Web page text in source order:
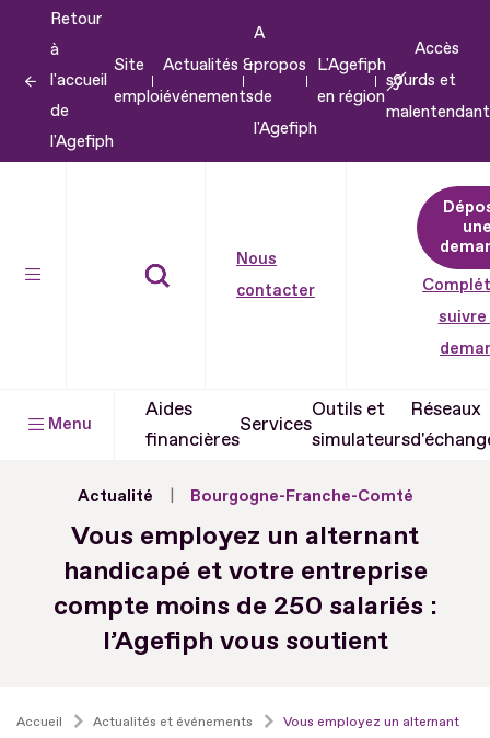
contenu
Retour
à
l'accueil
de
l'Agefiph
Site
emploi
Actualités &
événements
A
propos
de
l'Agefiph
L'Agefiph
en région
Accès
sourds et
Nous
contacter
suivre
Menu
Aides
financières
Services
Outils et
simulateurs
Réseaux
Actualité Bourgogne-Franche-Comté
Vous employez un alternant
handicapé et votre entreprise
compte moins de 250 salariés :
l’Agefiph vous soutient
Accueil Actualités et événements
Vous employez un alternant